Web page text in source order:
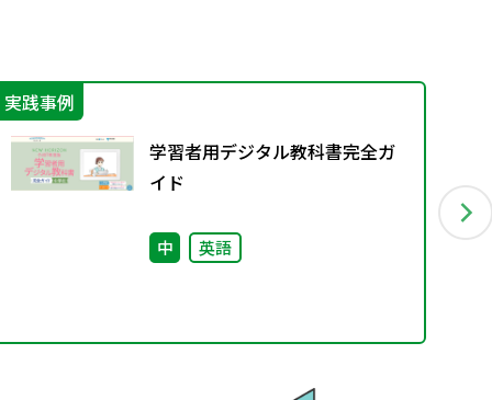
実践事例
学習者用デジタル教科書完全ガ
イド
中 英語